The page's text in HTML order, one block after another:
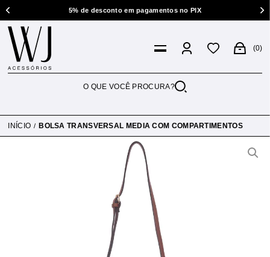
5% de desconto em pagamentos no PIX
0
INÍCIO BOLSA TRANSVERSAL MEDIA COM COMPARTIMENTOS